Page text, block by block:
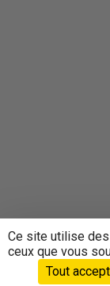
Ce site utilise
ceux que vous
Tout